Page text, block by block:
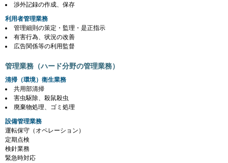
渉外記録の作成、保存
利用者管理業務
管理細則の策定・監理・是正指示
有害行為、状況の改善
広告関係等の利用監督
管理業務（ハード分野の管理業務）
清掃（環境）衛生業務
共用部清掃
害虫駆除、殺鼠殺虫
廃棄物処理、ゴミ処理
設備管理業務
運転保守（オペレーション）
定期点検
検針業務
緊急時対応